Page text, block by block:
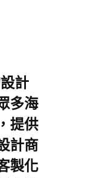
計
多海
提供
計商
製化